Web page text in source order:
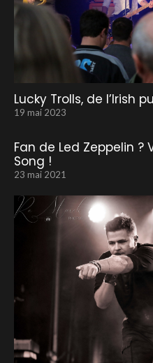
Lucky Trolls, de l’Irish
19 mai 2023
Fan de Led Zeppelin ?
Song !
23 mai 2021